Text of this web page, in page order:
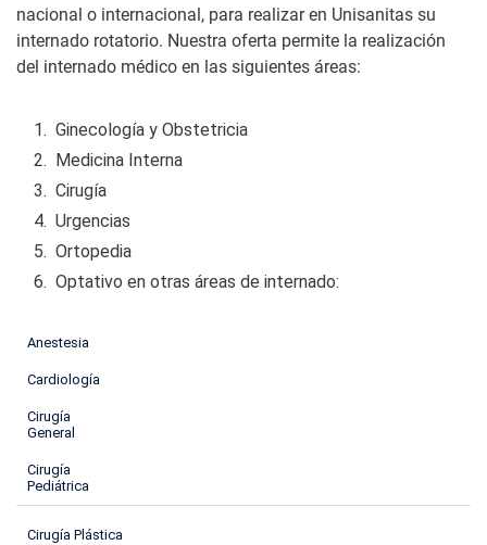
nacional o internacional, para realizar en Unisanitas su
internado rotatorio. Nuestra oferta permite la realización
del internado médico en las siguientes áreas:
Ginecología y Obstetricia
Medicina Interna
Cirugía
Urgencias
Ortopedia
Optativo en otras áreas de internado:
Anestesia
Cardiología
Cirugía
General
Cirugía
Pediátrica
Cirugía Plástica